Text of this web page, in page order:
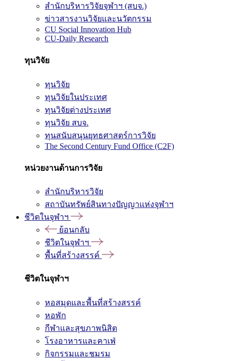
สำนักบริหารวิจัยจุฬาฯ (สบจ.)
ข่าวสารงานวิจัยและนวัตกรรม
CU Social Innovation Hub
CU-Daily Research
ทุนวิจัย
ทุนวิจัย
ทุนวิจัยในประเทศ
ทุนวิจัยต่างประเทศ
ทุนวิจัย สบจ.
ทุนสนับสนุนยุทธศาสตร์การวิจัย
The Second Century Fund Office (C2F)
หน่วยงานด้านการวิจัย
สำนักบริหารวิจัย
สถาบันทรัพย์สินทางปัญญาแห่งจุฬาฯ
ชีวิตในจุฬาฯ
ย้อนกลับ
ชีวิตในจุฬาฯ
พื้นที่สร้างสรรค์
ชีวิตในจุฬาฯ
หอสมุดและพื้นที่สร้างสรรค์
หอพัก
กีฬาและสุขภาพนิสิต
โรงอาหารและคาเฟ่
กิจกรรมและชมรม